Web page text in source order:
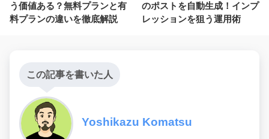
う価値ある？無料プランと有
料プランの違いを徹底解説
のポストを自動生成！インプ
レッションを狙う運用術
この記事を書いた人
Yoshikazu Komatsu